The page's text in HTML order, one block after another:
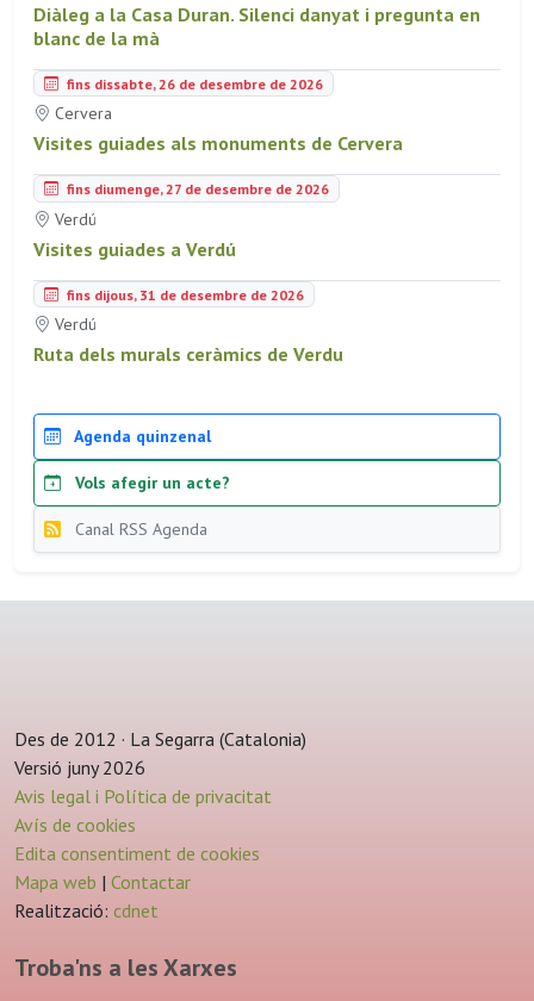
Diàleg a la Casa Duran. Silenci danyat i pregunta en
blanc de la mà
fins dissabte, 26 de desembre de 2026
Cervera
Visites guiades als monuments de Cervera
fins diumenge, 27 de desembre de 2026
Verdú
Visites guiades a Verdú
fins dijous, 31 de desembre de 2026
Verdú
Ruta dels murals ceràmics de Verdu
Agenda quinzenal
Vols afegir un acte?
Canal RSS Agenda
Des de 2012 · La Segarra (Catalonia)
Versió juny 2026
Avis legal i Política de privacitat
Avís de cookies
Edita consentiment de cookies
Mapa web | Contactar
Realització: cdnet
Troba'ns a les Xarxes